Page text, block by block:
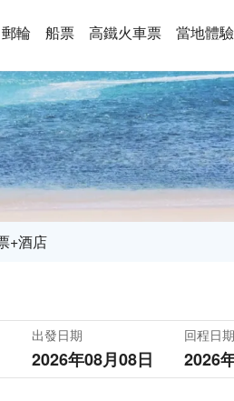
郵輪 船票 高鐵火車票 當地體驗
+酒店
出發日期
2026年08月08日
回程日期
2026